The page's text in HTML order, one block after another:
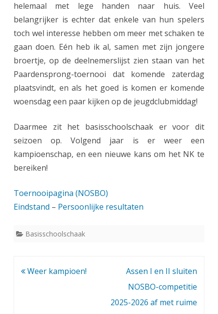
i
j
N
S
B
B
helemaal met lege handen naar huis. Veel
belangrijker is echter dat enkele van hun spelers
toch wel interesse hebben om meer met schaken te
gaan doen. Eén heb ik al, samen met zijn jongere
broertje, op de deelnemerslijst zien staan van het
Paardensprong-toernooi dat komende zaterdag
plaatsvindt, en als het goed is komen er komende
woensdag een paar kijken op de jeugdclubmiddag!
Daarmee zit het basisschoolschaak er voor dit
seizoen op. Volgend jaar is er weer een
kampioenschap, en een nieuwe kans om het NK te
bereiken!
Toernooipagina (NOSBO)
Eindstand – Persoonlijke resultaten
Basisschoolschaak
Bericht
Weer kampioen!
Assen I en II sluiten
NOSBO-competitie
2025-2026 af met ruime